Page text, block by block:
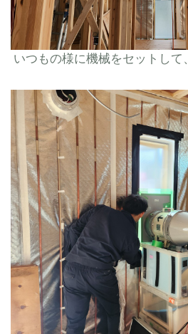
いつもの様に機械をセットして、